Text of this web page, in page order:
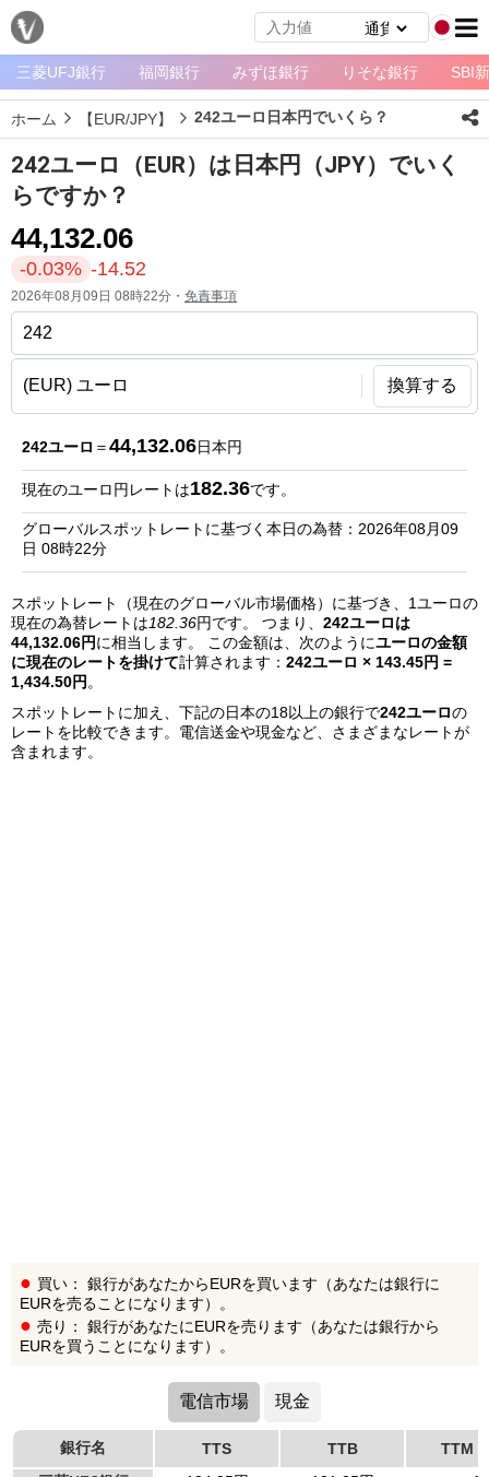
メ
ニ
ュ
ー
ホ
ム
ペ
ー
ジ
通
貨
一
覧
銀
行
リ
ス
ト
三菱UFJ銀行 福岡銀行 みずほ銀行 りそな銀行 SBI
ホーム 【EUR/JPY】 242ユーロ日本円でいくら？
242ユーロ（EUR）は日本円（JPY）でいく
らですか？
44,132.06
-0.03% -14.52
2026年08月09日 08時22分・ 免責事項
換算する
242ユーロ ＝44,132.06日本円
現在のユーロ円レートは182.36です。
グローバルスポットレートに基づく本日の為替：2026年08月09
日 08時22分
スポットレート（現在のグローバル市場価格）に基づき、1ユーロの
現在の為替レートは182.36円です。 つまり、 242ユーロは
44,132.06円に相当します。 この金額は、次のようにユーロの金額
に現在のレートを掛けて計算されます： 242ユーロ × 143.45円 =
1,434.50円 。
スポットレートに加え、下記の日本の18以上の銀行で242ユーロの
レートを比較できます。電信送金や現金など、さまざまなレートが
含まれます。
買い： 銀行があなたからEURを買います（あなたは銀行に
EURを売ることになります）。
売り： 銀行があなたにEURを売ります（あなたは銀行から
EURを買うことになります）。
電信市場 現金
銀行名 TTS TTB
TTM